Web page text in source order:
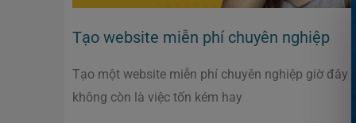
Tạo website miễn phí chuyên nghiệp
Tạo một website miễn phí chuyên nghiệp giờ đây
không còn là việc tốn kém hay